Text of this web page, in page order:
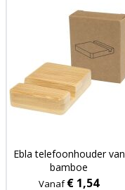
Ebla telefoonhouder van
bamboe
Vanaf€ 1,54